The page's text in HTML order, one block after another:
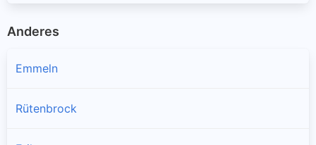
Anderes
Emmeln
Rütenbrock